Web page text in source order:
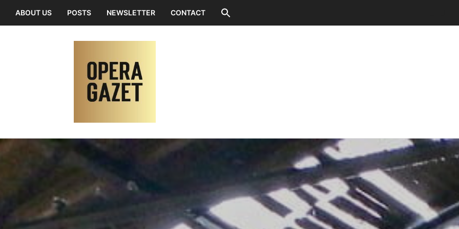
ABOUT US POSTS NEWSLETTER CONTACT